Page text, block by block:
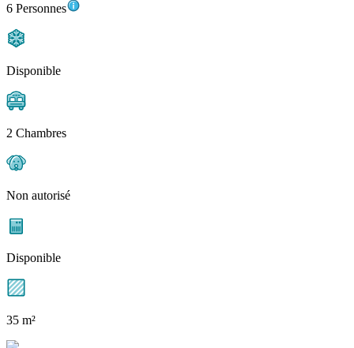
6 Personnes
Disponible
2 Chambres
Non autorisé
Disponible
35 m²